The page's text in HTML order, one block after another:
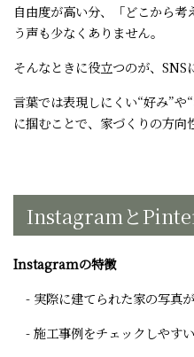
自由度が高い分、「どこから
う声も少なくありません。
そんなときに役立つのが、SNS
言葉では表現しにくい“好み”
に掴むことで、家づくりの方向
Instagramと
Instagramの特徴
- 実際に建てられた家の写真
- 施工事例をチェックしやすい